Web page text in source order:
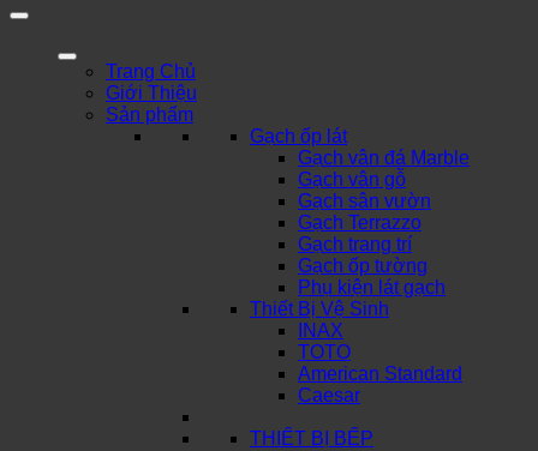
Trang Chủ
Giới Thiệu
Sản phẩm
Gạch ốp lát
Gạch vân đá Marble
Gạch vân gỗ
Gạch sân vườn
Gạch Terrazzo
Gạch trang trí
Gạch ốp tường
Phụ kiện lát gạch
Thiết Bị Vệ Sinh
INAX
TOTO
American Standard
Caesar
THIẾT BỊ BẾP